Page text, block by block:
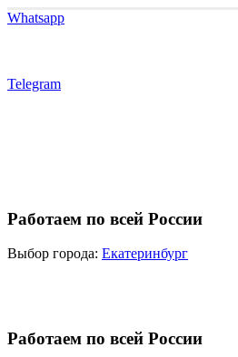
Whatsapp
Telegram
Работаем по всей России
Выбор города: Екатеринбург
Работаем по всей России